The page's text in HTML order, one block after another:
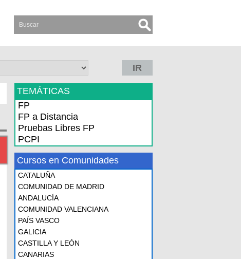
IR
TEMÁTICAS
FP
FP a Distancia
Pruebas Libres FP
PCPI
Cursos en Comunidades
CATALUÑA
COMUNIDAD DE MADRID
ANDALUCÍA
COMUNIDAD VALENCIANA
PAÍS VASCO
GALICIA
CASTILLA Y LEÓN
CANARIAS